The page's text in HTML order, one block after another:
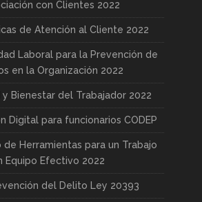
con Clientes 2022
de Atención al Cliente 2022
Laboral para la Prevención de
en la Organización 2022
y Bienestar del Trabajador 2022
Digital para funcionarios CODEP
de Herramientas para un Trabajo
Equipo Efectivo 2022
del Delito Ley 20393